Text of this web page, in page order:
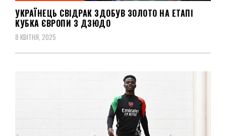
УКРАЇНЕЦЬ СВІДРАК ЗДОБУВ ЗОЛОТО НА ЕТАПІ
КУБКА ЄВРОПИ З ДЗЮДО
8 КВІТНЯ, 2025